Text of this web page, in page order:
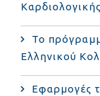
Το
Ελληνικού
Εφαρμογές